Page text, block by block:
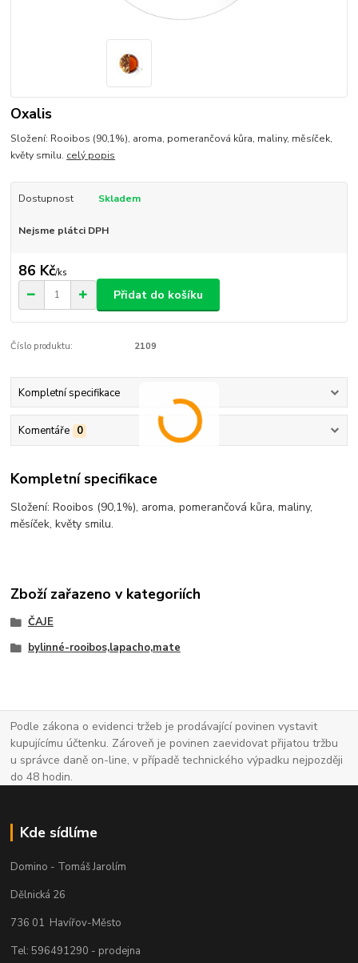
Oxalis
Složení: Rooibos (90,1%), aroma, pomerančová kůra, maliny, měsíček,
květy smilu. celý popis
Dostupnost Skladem
Nejsme plátci DPH
86 Kč/ks
Přidat do košíku
Číslo produktu: 2109
Kompletní specifikace
Komentáře 0
Kompletní specifikace
Složení: Rooibos (90,1%), aroma, pomerančová kůra, maliny,
měsíček, květy smilu.
Zboží zařazeno v kategoriích
ČAJE
bylinné-rooibos,lapacho,mate
Podle zákona o evidenci tržeb je prodávající povinen vystavit
kupujícímu účtenku. Zároveň je povinen zaevidovat přijatou tržbu
u správce daně on-line, v případě technického výpadku nejpozději
do 48 hodin.
Kde sídlíme
Domino - Tomáš Jarolím
Dělnická 26
736 01 Havířov-Město
Tel: 596491290 - prodejna